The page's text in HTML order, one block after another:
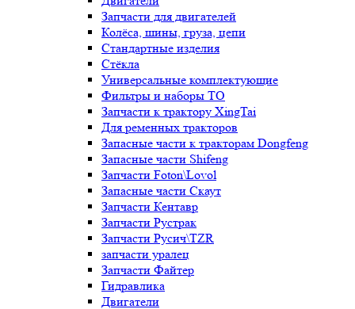
Запчасти для двигателей
Колёса, шины, груза, цепи
Стандартные изделия
Стёкла
Универсальные комплектующие
Фильтры и наборы ТО
Запчасти к трактору XingTai
Для ременных тракторов
Запасные части к тракторам Dongfeng
Запасные части Shifeng
Запчасти Foton\Lovol
Запасные части Скаут
Запчасти Кентавр
Запчасти Рустрак
Запчасти Русич\TZR
запчасти уралец
Запчасти Файтер
Гидравлика
Двигатели